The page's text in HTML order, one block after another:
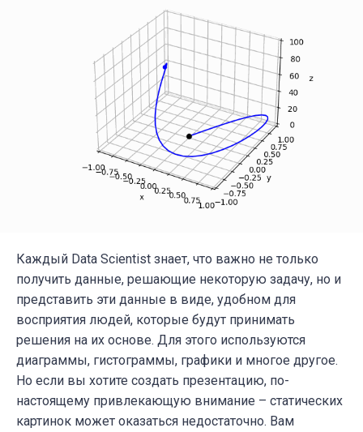
Каждый Data Scientist знает, что важно не только
получить данные, решающие некоторую задачу, но и
представить эти данные в виде, удобном для
восприятия людей, которые будут принимать
решения на их основе. Для этого используются
диаграммы, гистограммы, графики и многое другое.
Но если вы хотите создать презентацию, по-
настоящему привлекающую внимание – статических
картинок может оказаться недостаточно. Вам